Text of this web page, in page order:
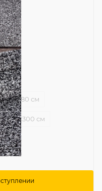
120x180 см
200x300 см